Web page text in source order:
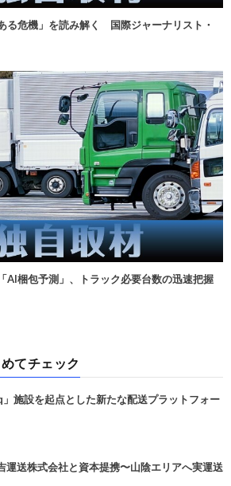
る危機」を読み解く 国際ジャーナリスト・
AI梱包予測」、トラック必要台数の迅速把握
めてチェック
施設を起点とした新たな配送プラットフォー
送株式会社と資本提携〜山陰エリアへ実運送